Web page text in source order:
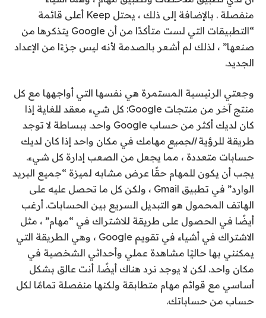
منفصلة . بالإضافة إلى ذلك ، يحتل Keep أعلى قائمة
“التطبيقات التي لست متأكدًا من أن Google يتذكرها من
صنعها” ، لذلك لم أشعر بالصدمة لأنه ليس جزءًا من الإعداد
الجديد.
وجعتي الرئيسية المستمرة هي نفسها التي أواجهها مع كل
منتج آخر من منتجات Google: كل شيء معقد للغاية إذا
كان لديك أكثر من حساب Google واحد. ببساطة لا توجد
طريقة للرؤيةالجميع مهامك في مكان واحد إذا كان لديك
حسابات متعددة ، مما يجعل من الصعب إدارة كل شيء.
يجب أن يكون للمهام حقًا عرض مشابه لميزة “جميع البريد
الوارد” في تطبيق Gmail ، ولكن كل ما تحصل عليه على
الهاتف المحمول هو التبديل السريع بين الحسابات. أرغب
أيضًا في الحصول على طريقة للاشتراك في “مهام” ، مثل
الاشتراك في أشياء في تقويم Google ، وهي الطريقة التي
يمكنني بها حاليًا مشاهدة عملي وأحداثي الشخصية في
مكان واحد. لكن لا يوجد نرد هناك أيضًا. أنت عالق بشكل
أساسي مع قوائم مهام متطابقة ولكنها منفصلة تمامًا لكل
حساب من حساباتك.